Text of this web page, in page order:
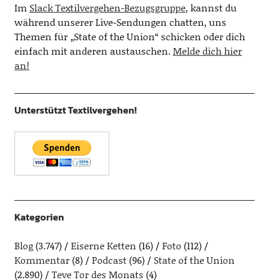
Im Slack Textilvergehen-Bezugsgruppe, kannst du
während unserer Live-Sendungen chatten, uns
Themen für „State of the Union“ schicken oder dich
einfach mit anderen austauschen.Melde dich hier
an!
Unterstützt Textilvergehen!
Kategorien
Blog(3.747) Eiserne Ketten (16) Foto (112)
Kommentar(8) Podcast(96)
State of the Union
(2.890)
Teve Tor des Monats (4)